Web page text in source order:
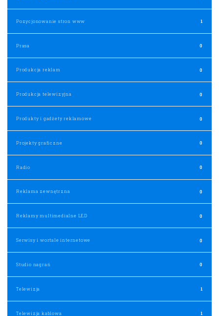
Pozycjonowanie stron www 1
Prasa 0
Produkcja reklam 0
Produkcja telewizyjna 0
Produkty i gadżety reklamowe 0
Projekty graficzne 0
Radio 0
Reklama zewnętrzna 0
Reklamy multimedialne LED 0
Serwisy i wortale internetowe 0
Studio nagrań 0
Telewizja 1
Telewizja kablowa 1